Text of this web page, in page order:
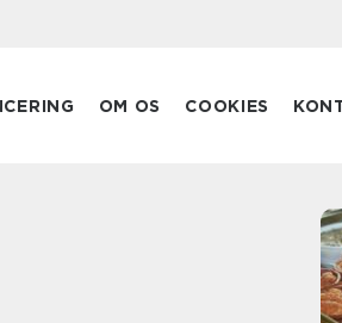
OM OS COOKIES